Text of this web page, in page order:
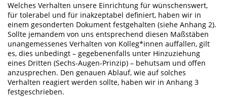
Welches Verhalten unsere Einrichtung für wünschenswert,
für tolerabel und für inakzeptabel definiert, haben wir in
einem gesonderten Dokument festgehalten (siehe Anhang 2).
Sollte jemandem von uns entsprechend diesen Maßstäben
unangemessenes Verhalten von Kolleg*innen auffallen, gilt
es, dies unbedingt – gegebenenfalls unter Hinzuziehung
eines Dritten (Sechs-Augen-Prinzip) – behutsam und offen
anzusprechen. Den genauen Ablauf, wie auf solches
Verhalten reagiert werden sollte, haben wir in Anhang 3
festgeschrieben.